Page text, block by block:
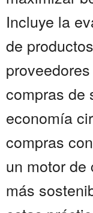
Incluye la
de
compras de
economía
compras
un motor de
más